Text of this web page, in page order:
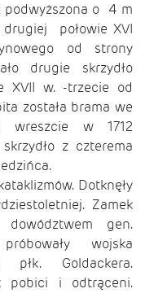
o 4 m
połowie XVI
od strony
drugie skrzydło
XVII w. -trzecie od
została brama we
wreszcie w 1712
z czterema
Dotknęły
Zamek
gen.
wojska
Goldackera.
pobici i odtrąceni.